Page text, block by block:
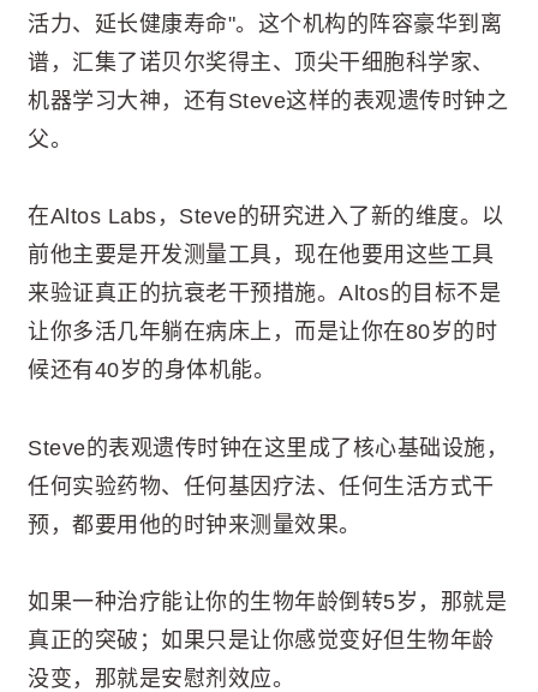
活力、延长健康寿命"。这个机构的阵容豪华到离
谱，汇集了诺贝尔奖得主、顶尖干细胞科学家、
机器学习大神，还有Steve这样的表观遗传时钟之
父。
在Altos Labs，Steve的研究进入了新的维度。以
前他主要是开发测量工具，现在他要用这些工具
来验证真正的抗衰老干预措施。Altos的目标不是
让你多活几年躺在病床上，而是让你在80岁的时
候还有40岁的身体机能。
Steve的表观遗传时钟在这里成了核心基础设施，
任何实验药物、任何基因疗法、任何生活方式干
预，都要用他的时钟来测量效果。
如果一种治疗能让你的生物年龄倒转5岁，那就是
真正的突破；如果只是让你感觉变好但生物年龄
没变，那就是安慰剂效应。